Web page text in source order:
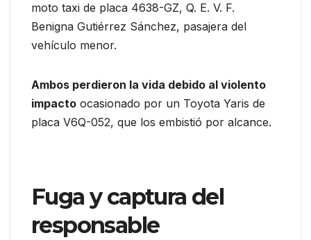
moto taxi de placa 4638-GZ, Q. E. V. F.
Benigna Gutiérrez Sánchez, pasajera del
vehículo menor.
Ambos perdieron la vida debido al violento
impacto ocasionado por un Toyota Yaris de
placa V6Q-052, que los embistió por alcance.
Fuga y captura del
responsable